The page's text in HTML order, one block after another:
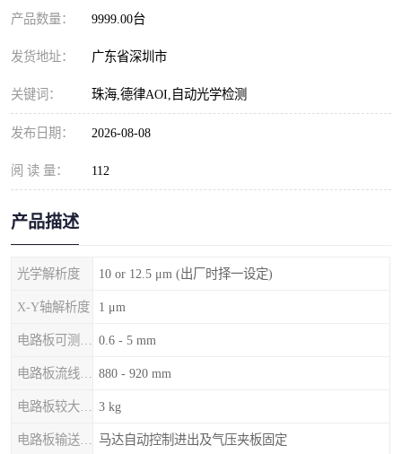
产品数量： 9999.00台
发货地址： 广东省深圳市
关键词： 珠海,德律AOI,自动光学检测
发布日期： 2026-08-08
阅 读 量： 112
产品描述
光学解析度 10 or 12.5 μm (出厂时择一设定)
X-Y轴解析度 1 μm
0.6 - 5 mm
880 - 920 mm
3 kg
马达自动控制进出及气压夹板固定